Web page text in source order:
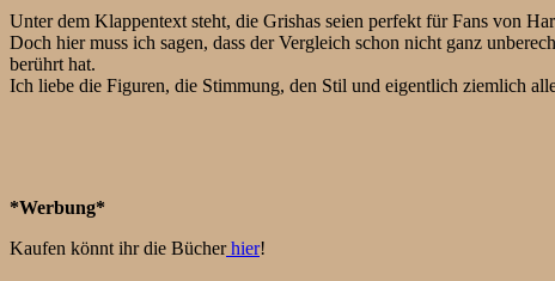
Unter dem Klappentext steht, die Grishas seien perfekt für Fans von
Doch hier muss ich sagen, dass der Vergleich schon nicht ganz
berührt hat.
Ich liebe die Figuren, die Stimmung, den Stil und eigentlich ziemlich
*Werbung*
Kaufen könnt ihr die Bücherhier!